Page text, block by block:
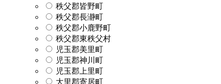
秩父郡皆野町
秩父郡長瀞町
秩父郡小鹿野町
秩父郡東秩父村
児玉郡美里町
児玉郡神川町
児玉郡上里町
大里郡寄居町